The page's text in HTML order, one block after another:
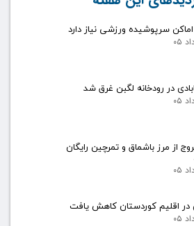
اماکن سرپوشیده ورزشی نیاز دارد
در رودخانه لگبن غرق شد
از مرز باشماق و تمرچین رایگان
در اقلیم کوردستان کاهش یافت